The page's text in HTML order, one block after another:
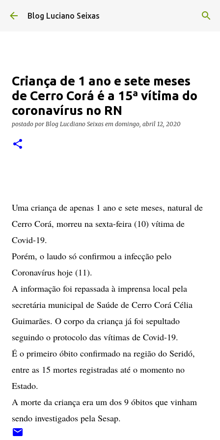
Pular para o conteúdo principal
Blog Luciano Seixas
Criança de 1 ano e sete meses
de Cerro Corá é a 15ª vítima do
coronavírus no RN
postado por Blog Lucdiano Seixas em domingo, abril 12, 2020
Uma criança de apenas 1 ano e sete meses, natural de
Cerro Corá, morreu na sexta-feira (10) vítima de
Covid-19.
Porém, o laudo só confirmou a infecção pelo
Coronavírus hoje (11).
A informação foi repassada à imprensa local pela
secretária municipal de Saúde de Cerro Corá Célia
Guimarães. O corpo da criança já foi sepultado
seguindo o protocolo das vítimas de Covid-19.
É o primeiro óbito confirmado na região do Seridó,
entre as 15 mortes registradas até o momento no
Estado.
A morte da criança era um dos 9 óbitos que vinham
sendo investigados pela Sesap.